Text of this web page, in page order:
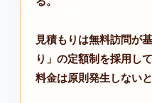
見積もりは無料訪問が
り」の定額制を採用し
料金は原則発生しない